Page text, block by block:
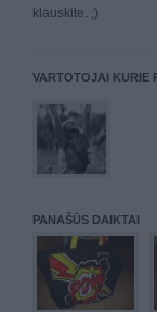
klauskite. ;)
VARTOTOJAI KURIE
PANAŠŪS DAIKTAI